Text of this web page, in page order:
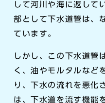
して河川や海に返して
部として下水道管は、
ています。
しかし、この下水道管
く、油やモルタルなど
り、下水の流れを悪化
は、下水道を流す機能